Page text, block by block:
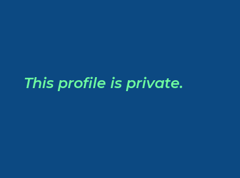
This profile is private.